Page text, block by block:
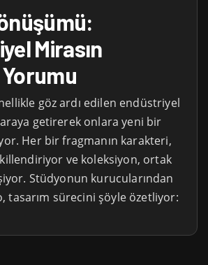
Mirasın
göz ardı edilen endüstriyel
getirerek onlara yeni bir
Her bir fragmanın karakteri,
ve koleksiyon, ortak
Stüdyonun kurucularından
tasarım sürecini şöyle özetliyor: